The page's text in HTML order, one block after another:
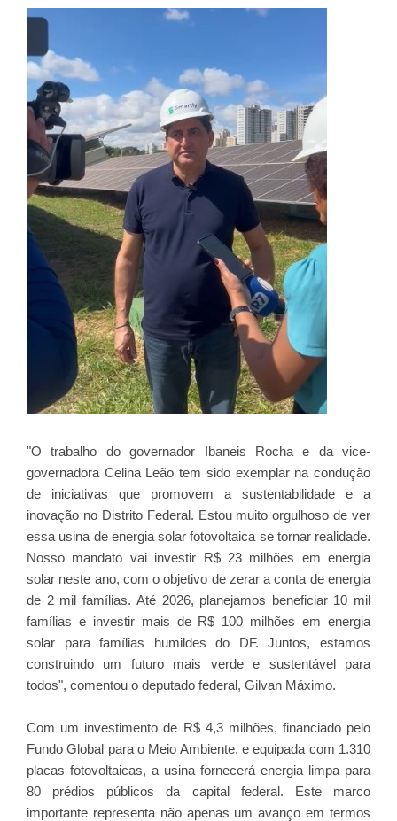
"O trabalho do governador Ibaneis Rocha e da vice-
governadora Celina Leão tem sido exemplar na condução
de iniciativas que promovem a sustentabilidade e a
inovação no Distrito Federal. Estou muito orgulhoso de ver
essa usina de energia solar fotovoltaica se tornar realidade.
Nosso mandato vai investir R$ 23 milhões em energia
solar neste ano, com o objetivo de zerar a conta de energia
de 2 mil famílias. Até 2026, planejamos beneficiar 10 mil
famílias e investir mais de R$ 100 milhões em energia
solar para famílias humildes do DF. Juntos, estamos
construindo um futuro mais verde e sustentável para
todos", comentou o deputado federal, Gilvan Máximo.
Com um investimento de R$ 4,3 milhões, financiado pelo
Fundo Global para o Meio Ambiente, e equipada com 1.310
placas fotovoltaicas, a usina fornecerá energia limpa para
80 prédios públicos da capital federal. Este marco
importante representa não apenas um avanço em termos